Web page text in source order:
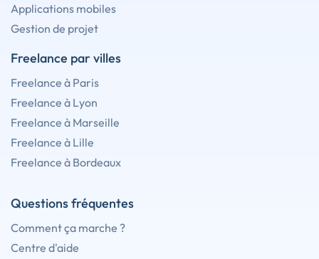
Applications mobiles
Gestion de projet
Freelance par villes
Freelance à Paris
Freelance à Lyon
Freelance à Marseille
Freelance à Lille
Freelance à Bordeaux
Questions fréquentes
Comment ça marche ?
Centre d'aide